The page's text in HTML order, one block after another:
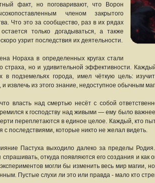
факт, но поговаривают, что Ворон
членом закрытого
Что это за сообщество, раз в их рядах
только догадываться, а также
узрит последствия их деятельности.
Нораха в определенных кругах стали
страха, но и удивительной эффективности.
в подземельях города, имел чёткую цель:
извлечь из этого знание, недоступное обычным
власть над смертью несёт с собой
к господству над живыми — ему было
переплетаются в единое целое. Каждый, кто
с последствиями, которые никто не желал видеть.
Пастуха выходило далеко за пределы
откуда появляются его создания и как
могли бы изменить весь мир магии,
Пустые слухи ли это или правда - мало кто